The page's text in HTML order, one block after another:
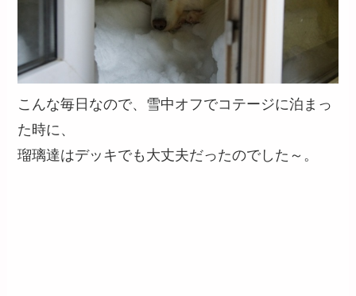
こんな毎日なので、雪中オフでコテージに泊まっ
た時に、
瑠璃達はデッキでも大丈夫だったのでした～。